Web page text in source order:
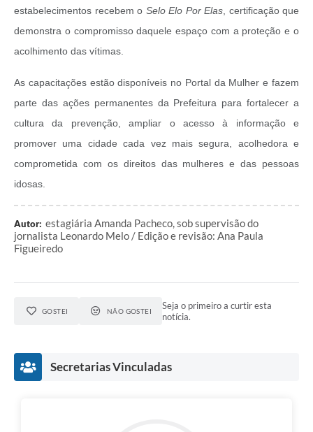
estabelecimentos recebem o Selo Elo Por Elas , certificação que
demonstra o compromisso daquele espaço com a proteção e o
acolhimento das vítimas.
As capacitações estão disponíveis no Portal da Mulher e fazem
parte das ações permanentes da Prefeitura para fortalecer a
cultura da prevenção, ampliar o acesso à informação e
promover uma cidade cada vez mais segura, acolhedora e
comprometida com os direitos das mulheres e das pessoas
idosas.
Autor: estagiária Amanda Pacheco, sob supervisão do
jornalista Leonardo Melo / Edição e revisão: Ana Paula
Figueiredo
GOSTEI NÃO GOSTEI
Seja o primeiro a curtir esta
notícia.
Secretarias Vinculadas